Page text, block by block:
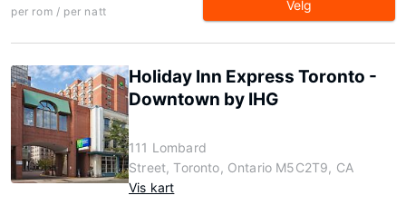
per rom / per natt Velg
Holiday Inn Express Toronto -
Downtown by IHG
111 Lombard
Street, Toronto, Ontario M5C2T9, CA
Vis kart